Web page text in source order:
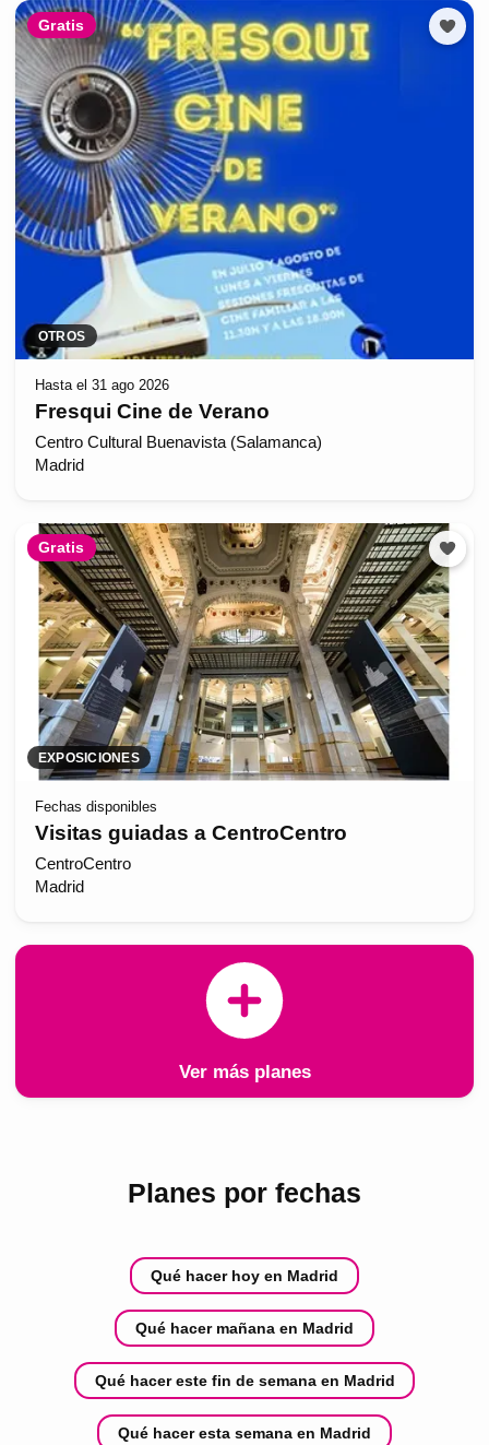
Gratis
OTROS
Hasta el 31 ago 2026
Fresqui Cine de Verano
Centro Cultural Buenavista (Salamanca)
Madrid
Gratis
EXPOSICIONES
Fechas disponibles
Visitas guiadas a CentroCentro
CentroCentro
Madrid
Ver más planes
Planes por fechas
Qué hacer hoy en Madrid
Qué hacer mañana en Madrid
Qué hacer este fin de semana en Madrid
Qué hacer esta semana en Madrid